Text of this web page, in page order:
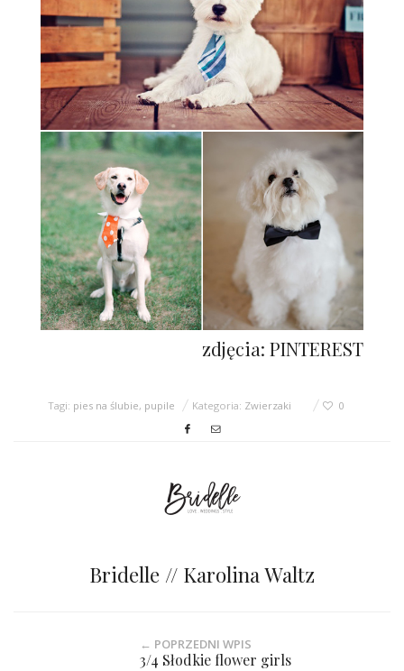
zdjęcia: PINTEREST
Tagi: pies na ślubie, pupile Kategoria: Zwierzaki 0
Bridelle // Karolina Waltz
← POPRZEDNI WPIS
3/4 Słodkie flower girls